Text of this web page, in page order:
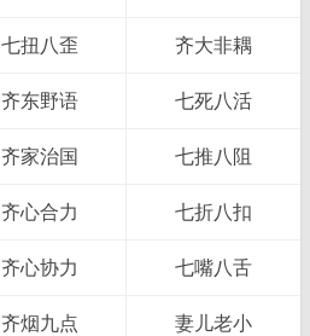
七扭八歪 齐大非耦
齐东野语 七死八活
齐家治国 七推八阻
齐心合力 七折八扣
齐心协力 七嘴八舌
齐烟九点 妻儿老小